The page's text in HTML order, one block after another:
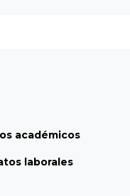
académicos
laborales